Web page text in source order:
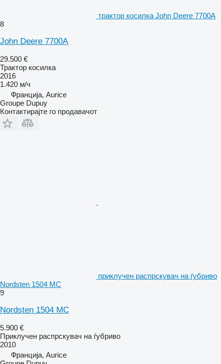
трактор косилка John Deere 7700A
8
John Deere 7700A
29.500 €
Трактор косилка
2016
1.420 м/ч
Франција, Aurice
Groupe Dupuy
Контактирајте го продавачот
приклучен распрскувач на ѓубриво
Nordsten 1504 MC
9
Nordsten 1504 MC
5.900 €
Приклучен распрскувач на ѓубриво
2010
Франција, Aurice